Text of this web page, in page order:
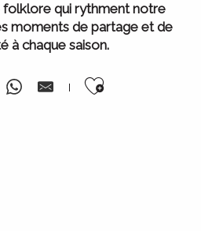
qui rythment notre
moments de partage et de
à chaque saison.
Ajouter